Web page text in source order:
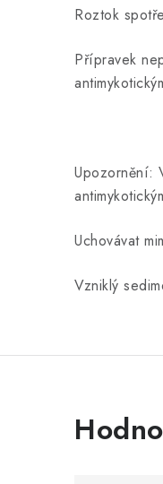
Roztok
Přípravek
Upozornění:
Uchovávat
Vzniklý
V